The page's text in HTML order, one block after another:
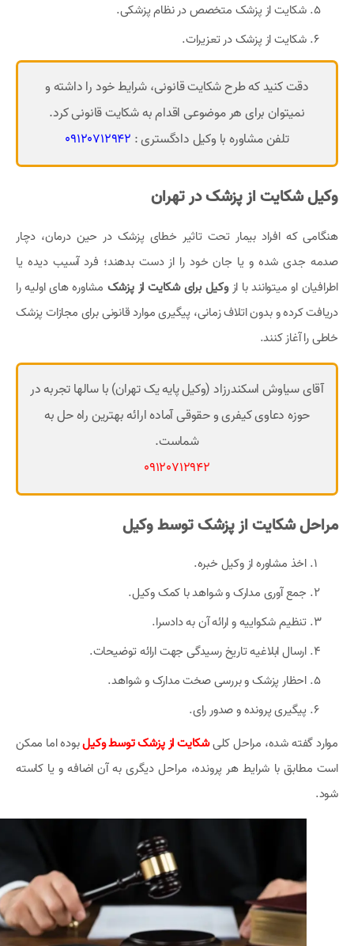
شکایت از پزشک متخصص در نظام پزشکی.
شکایت از پزشک در تعزیرات.
دقت کنید که طرح شکایت قانونی، شرایط خود را داشته و
نمیتوان برای هر موضوعی اقدام به شکایت قانونی کرد.
تلفن مشاوره با وکیل دادگستری : 09120712942
وکیل شکایت از پزشک در تهران
هنگامی که افراد بیمار تحت تاثیر خطای پزشک در حین درمان، دچار
صدمه جدی شده و یا جان خود را از دست بدهند؛ فرد آسیب دیده یا
اطرافیان او میتوانند با ازوکیل برای شکایت از پزشک مشاوره های اولیه را
دریافت کرده و بدون اتلاف زمانی، پیگیری موارد قانونی برای مجازات پزشک
خاطی را آغاز کنند.
آقای سیاوش اسکندرزاد (وکیل پایه یک تهران) با سالها تجربه در
حوزه دعاوی کیفری و حقوقی آماده ارائه بهترین راه حل به
شماست.
09120712942
مراحل شکایت از پزشک توسط وکیل
اخذ مشاوره از وکیل خبره.
جمع آوری مدارک و شواهد با کمک وکیل.
تنظیم شکواییه و ارائه آن به دادسرا.
ارسال ابلاغیه تاریخ رسیدگی جهت ارائه توضیحات.
احظار پزشک و بررسی صخت مدارک و شواهد.
پیگیری پرونده و صدور رای.
موارد گفته شده، مراحل کلیشکایت از پزشک توسط وکیلبوده اما ممکن
است مطابق با شرایط هر پرونده، مراحل دیگری به آن اضافه و یا کاسته
شود.